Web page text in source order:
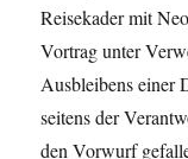
Reisekader mit
Vortrag unter
Ausbleibens einer
seitens der
den Vorwurf